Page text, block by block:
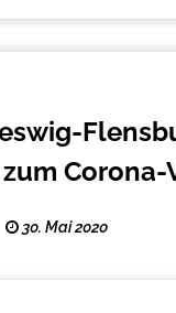
Corona-
30. Mai 2020